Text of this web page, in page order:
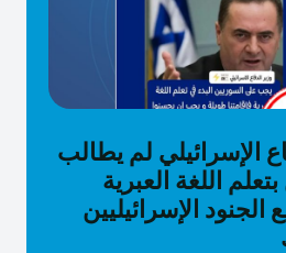
الإسرائيلي لم يطالب
اللغة العبرية
الجنود الإسرائيليين